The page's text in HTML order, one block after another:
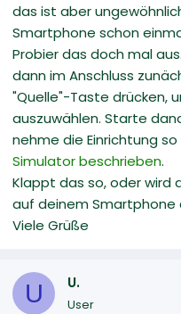
das ist aber
Smartphone schon
Probier das doch mal
dann im Anschluss
"Quelle"-Taste drücken,
auszuwählen. Starte
nehme die Einrichtung so
Simulator beschrieben.
Klappt das so, oder wird
auf deinem Smartphone
Viele Grüße
U U.
User